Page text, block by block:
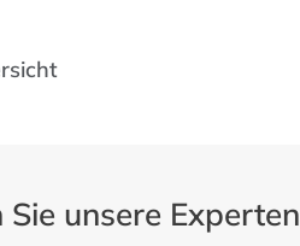
unsere Experten